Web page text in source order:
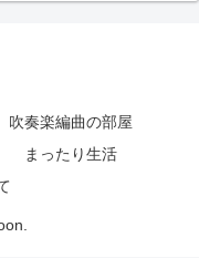
吹奏楽編曲の部屋
まったり生活